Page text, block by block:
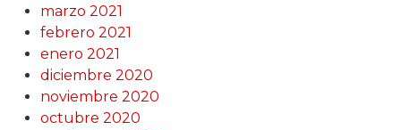
marzo 2021
febrero 2021
enero 2021
diciembre 2020
noviembre 2020
octubre 2020